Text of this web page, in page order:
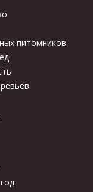
питомников